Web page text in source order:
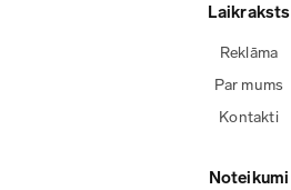
Laikraksts
Reklāma
Par mums
Kontakti
Noteikumi